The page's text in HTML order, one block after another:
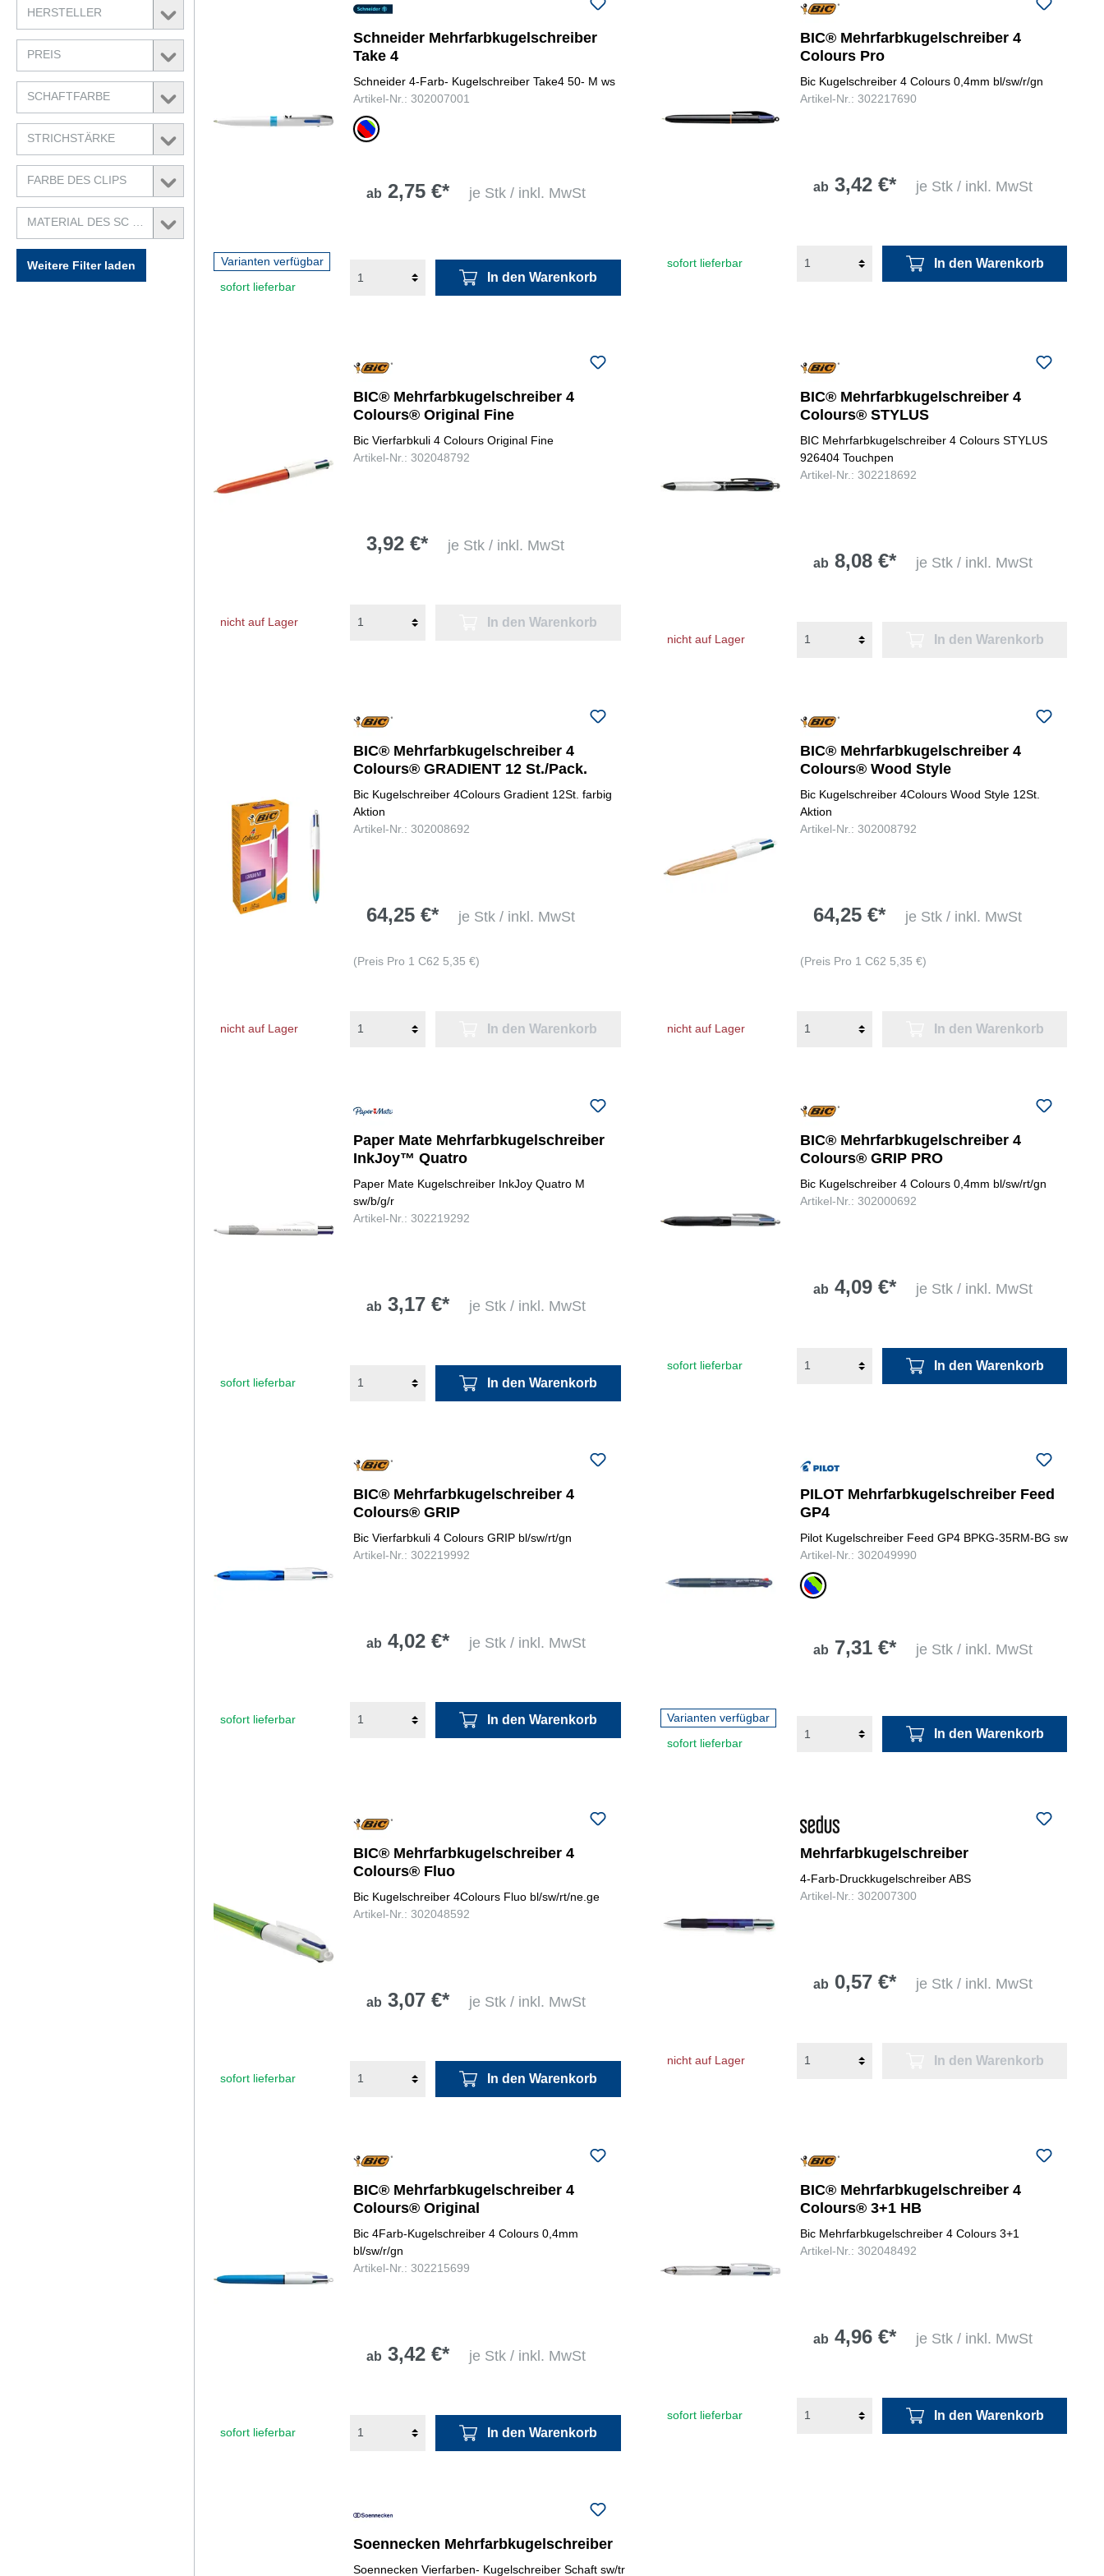
folgenden Nummer bei uns:
0731 977197-0
HERSTELLER
PREIS
SCHAFTFARBE
STRICHSTÄRKE
FARBE DES CLIPS
Weitere Filter laden
Schneider Mehrfarbkugelschreiber
Take 4
Schneider 4-Farb- Kugelschreiber Take4 50- M ws
Artikel-Nr.: 302007001
schwarz,
rot,
blau,
ab 2,75 €* je Stk / inkl. MwSt
Varianten verfügbar
sofort lieferbar
In den Warenkorb
BIC® Mehrfarbkugelschreiber 4
Colours Pro
Bic Kugelschreiber 4 Colours 0,4mm bl/sw/r/gn
Artikel-Nr.: 302217690
ab 3,42 €* je Stk / inkl. MwSt
sofort lieferbar In den Warenkorb
BIC® Mehrfarbkugelschreiber 4
Colours® Original Fine
Bic Vierfarbkuli 4 Colours Original Fine
Artikel-Nr.: 302048792
3,92 €* je Stk / inkl. MwSt
nicht auf Lager In den Warenkorb
BIC® Mehrfarbkugelschreiber 4
Colours® STYLUS
BIC Mehrfarbkugelschreiber 4 Colours STYLUS
926404 Touchpen
Artikel-Nr.: 302218692
ab 8,08 €* je Stk / inkl. MwSt
nicht auf Lager In den Warenkorb
BIC® Mehrfarbkugelschreiber 4
Colours® GRADIENT 12 St./Pack.
Bic Kugelschreiber 4Colours Gradient 12St. farbig
Aktion
Artikel-Nr.: 302008692
64,25 €* je Stk / inkl. MwSt
(Preis Pro 1 C62 5,35 €)
nicht auf Lager In den Warenkorb
BIC® Mehrfarbkugelschreiber 4
Colours® Wood Style
Bic Kugelschreiber 4Colours Wood Style 12St.
Aktion
Artikel-Nr.: 302008792
64,25 €* je Stk / inkl. MwSt
(Preis Pro 1 C62 5,35 €)
nicht auf Lager In den Warenkorb
Paper Mate Mehrfarbkugelschreiber
InkJoy™ Quatro
Paper Mate Kugelschreiber InkJoy Quatro M
sw/b/g/r
Artikel-Nr.: 302219292
ab 3,17 €* je Stk / inkl. MwSt
sofort lieferbar In den Warenkorb
BIC® Mehrfarbkugelschreiber 4
Colours® GRIP PRO
Bic Kugelschreiber 4 Colours 0,4mm bl/sw/rt/gn
Artikel-Nr.: 302000692
ab 4,09 €* je Stk / inkl. MwSt
sofort lieferbar In den Warenkorb
BIC® Mehrfarbkugelschreiber 4
Colours® GRIP
Bic Vierfarbkuli 4 Colours GRIP bl/sw/rt/gn
Artikel-Nr.: 302219992
ab 4,02 €* je Stk / inkl. MwSt
sofort lieferbar In den Warenkorb
PILOT Mehrfarbkugelschreiber Feed
GP4
Pilot Kugelschreiber Feed GP4 BPKG-35RM-BG sw
Artikel-Nr.: 302049990
rot,
blau,
grün,
ab 7,31 €* je Stk / inkl. MwSt
Varianten verfügbar
sofort lieferbar
In den Warenkorb
BIC® Mehrfarbkugelschreiber 4
Colours® Fluo
Bic Kugelschreiber 4Colours Fluo bl/sw/rt/ne.ge
Artikel-Nr.: 302048592
ab 3,07 €* je Stk / inkl. MwSt
sofort lieferbar In den Warenkorb
Mehrfarbkugelschreiber
4-Farb-Druckkugelschreiber ABS
Artikel-Nr.: 302007300
ab 0,57 €* je Stk / inkl. MwSt
nicht auf Lager In den Warenkorb
BIC® Mehrfarbkugelschreiber 4
Colours® Original
Bic 4Farb-Kugelschreiber 4 Colours 0,4mm
bl/sw/r/gn
Artikel-Nr.: 302215699
ab 3,42 €* je Stk / inkl. MwSt
sofort lieferbar In den Warenkorb
BIC® Mehrfarbkugelschreiber 4
Colours® 3+1 HB
Bic Mehrfarbkugelschreiber 4 Colours 3+1
Artikel-Nr.: 302048492
ab 4,96 €* je Stk / inkl. MwSt
sofort lieferbar In den Warenkorb
Soennecken Mehrfarbkugelschreiber
Soennecken Vierfarben- Kugelschreiber Schaft sw/tr